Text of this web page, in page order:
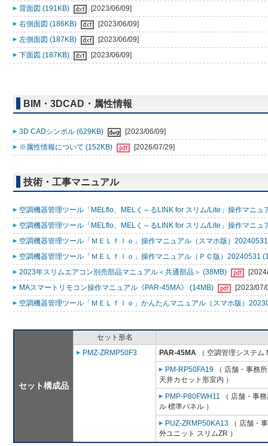
背面図 (191KB)
[2023/06/09]
右側面図 (186KB)
[2023/06/09]
左側面図 (187KB)
[2023/06/09]
下面図 (187KB)
[2023/06/09]
BIM・3DCAD・属性情報
3D CADシンボル (629KB)
[2023/06/09]
※属性情報について (152KB)
[2026/07/29]
技術・工事マニュアル
空調機器管理ツール「MELflo、MELく～るLINK for スリム/Lite」操作マニュ
空調機器管理ツール「MELflo、MELく～るLINK for スリム/Lite」操作マニュ
空調機器管理ツール「ＭＥＬｆｌｏ」操作マニュアル（スマホ版）
空調機器管理ツール「ＭＥＬｆｌｏ」操作マニュアル（ＰＣ版）20240531
2023年スリムエアコン別売部品マニュアル＜共通部品＞ (38MB)
MAスマートリモコン操作マニュアル《PAR-45MA》 (14MB)
[2023/07/
空調機器管理ツール「ＭＥＬｆｌｏ」かんたんマニュアル（スマホ版）
セット構成品
セット形名
PMZ-ZRMP50F3
PAR-45MA （ 空調管理システム
PM-RP50FA19 （ 店舗・事務
天井カセット形室内 ）
PMP-P80FWH11 （ 店舗・事
ル 標準パネル ）
PUZ-ZRMP50KA13 （ 店舗・
外ユニット スリムZR ）